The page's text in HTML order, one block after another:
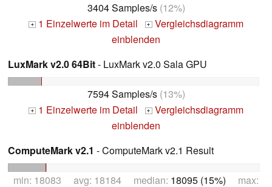
3404 Samples/s(12%)
+ 1 Einzelwerte im Detail + Vergleichsdiagramm
einblenden
LuxMark v2.0 64Bit- LuxMark v2.0 Sala GPU
7594 Samples/s(13%)
+ 1 Einzelwerte im Detail + Vergleichsdiagramm
einblenden
ComputeMark v2.1 - ComputeMark v2.1 Result
min: 18083 avg: 18184 median: 18095 (15%) max: